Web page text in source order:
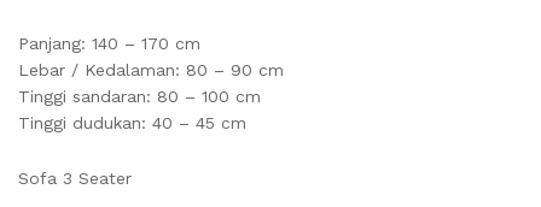
Panjang: 140 – 170 cm
Lebar / Kedalaman: 80 – 90 cm
Tinggi sandaran: 80 – 100 cm
Tinggi dudukan: 40 – 45 cm
Sofa 3 Seater